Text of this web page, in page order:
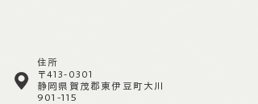
住所
〒413-0301
静岡県賀茂郡東伊豆町大川
901-115